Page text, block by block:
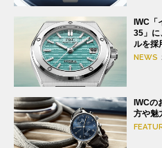
IWC「
35」に
ルを採
NEWS
IWCの
方や魅